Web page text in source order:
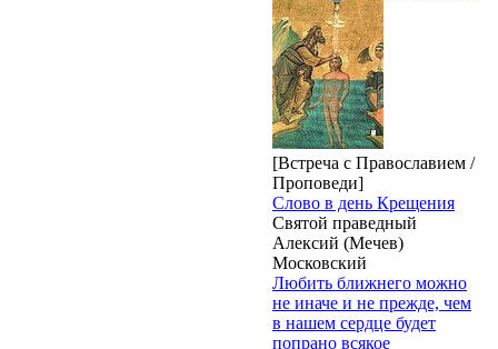
[Встреча с Православием /
Проповеди]
Слово в день Крещения
Святой праведный
Алексий (Мечев)
Московский
Любить ближнего можно
не иначе и не прежде, чем
в нашем сердце будет
попрано всякое